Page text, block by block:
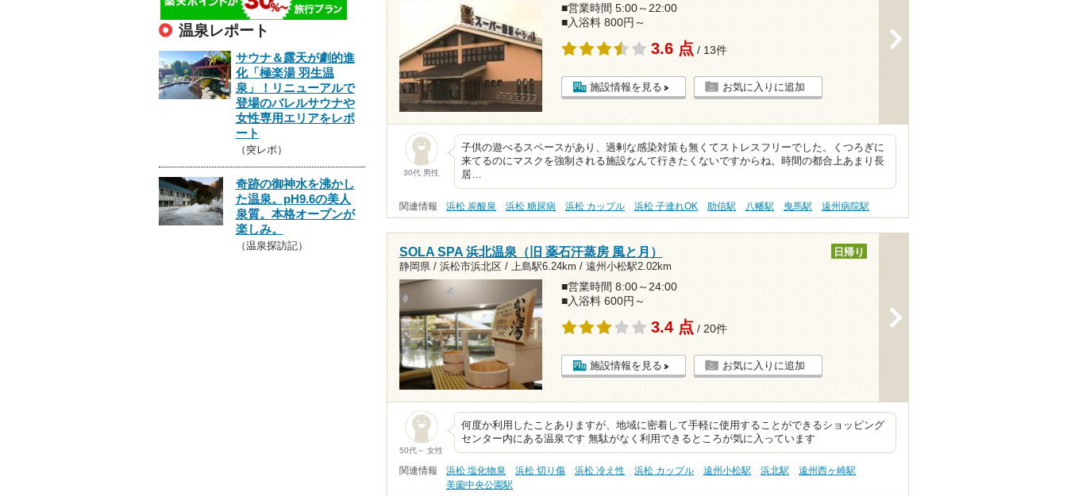
■営業時間 5:00～22:00
■入浴料 800円～
3.6 点 / 13件
施設情報を見る お気に入りに追加
30代 男性
子供の遊べるスペースがあり、過剰な感染対策も無くてストレスフリーでした。くつろぎに
来てるのにマスクを強制される施設なんて行きたくないですからね。時間の都合上あまり長
居…
関連情報 浜松 炭酸泉 浜松 糖尿病 浜松 カップル 浜松 子連れOK 助信駅 八幡駅 曳馬駅 遠州病院駅
SOLA SPA 浜北温泉（旧 薬石汗蒸房 風と月）
静岡県 / 浜松市浜北区 / 上島駅6.24km / 遠州小松駅2.02km
日帰り
■営業時間 8:00～24:00
■入浴料 600円～
3.4 点 / 20件
施設情報を見る お気に入りに追加
50代～ 女性
何度か利用したことありますが、地域に密着して手軽に使用することができるショッピング
センター内にある温泉です 無駄がなく利用できるところが気に入っています
関連情報 浜松 塩化物泉 浜松 切り傷 浜松 冷え性 浜松 カップル 遠州小松駅 浜北駅
遠州西ヶ崎駅
美薗中央公園駅
温泉レポート
サウナ＆露天が劇的進
化「極楽湯 羽生温
泉」！リニューアルで
登場のバレルサウナや
女性専用エリアをレポ
ート
（突レポ）
奇跡の御神水を沸かし
た温泉。pH9.6の美人
泉質。本格オープンが
楽しみ。
（温泉探訪記）